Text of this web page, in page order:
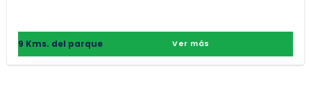
9 Kms. del parque Ver más